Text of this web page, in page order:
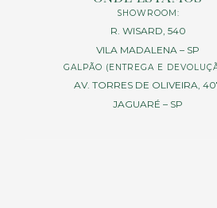
SHOWROOM:
R. WISARD, 540
VILA MADALENA – SP
GALPÃO (ENTREGA E
AV. TORRES DE OLIVEIRA,
JAGUARÉ – SP